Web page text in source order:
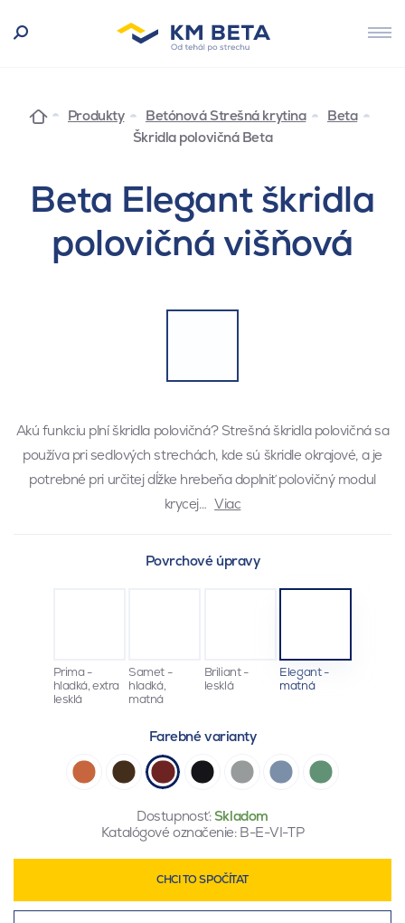
Produkty Betónová Strešná krytina
Beta
Škridla polovičná Beta
Beta Elegant škridla
polovičná višňová
Akú funkciu plní škridla polovičná? Strešná škridla polovičná sa
používa pri sedlových strechách, kde sú škridle okrajové, a je
potrebné pri určitej dĺžke hrebeňa doplniť polovičný modul
krycej… Viac
Povrchové úpravy
Prima -
hladká, extra
lesklá
Samet -
hladká,
matná
Briliant -
lesklá
Elegant -
matná
Farebné varianty
Dostupnosť:Skladom
Katalógové označenie: B-E-VI-TP
CHCI TO SPOČÍTAT